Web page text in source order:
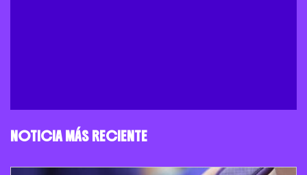
NOTICIA MÁS RECIENTE